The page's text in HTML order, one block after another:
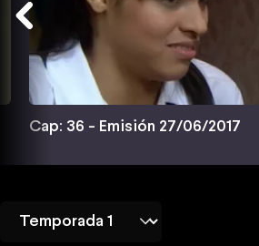
Cap: 36 - Emisión 27/06/2017